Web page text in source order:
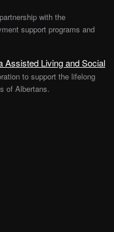
with the
support programs and
Assisted Living and Social
to support the lifelong
of Albertans.